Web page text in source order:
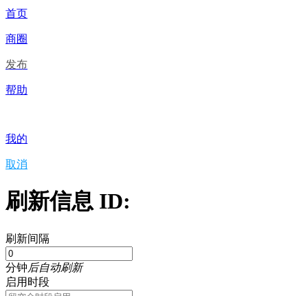
首页
商圈
发布
帮助
我的
取消
刷新信息 ID:
刷新间隔
分钟后自动刷新
启用时段